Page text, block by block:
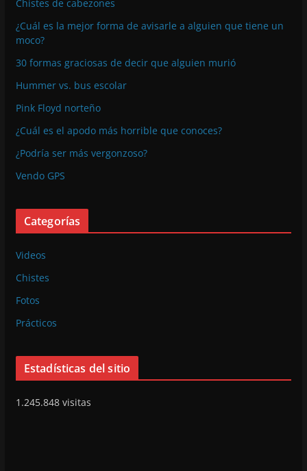
Chistes de cabezones
¿Cuál es la mejor forma de avisarle a alguien que tiene un
moco?
30 formas graciosas de decir que alguien murió
Hummer vs. bus escolar
Pink Floyd norteño
¿Cuál es el apodo más horrible que conoces?
¿Podría ser más vergonzoso?
Vendo GPS
Categorías
Videos
Chistes
Fotos
Prácticos
Estadísticas del sitio
1.245.848 visitas